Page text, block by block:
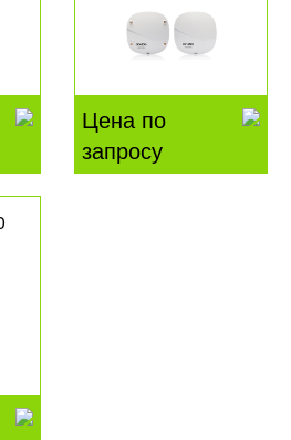
Цена по
запросу